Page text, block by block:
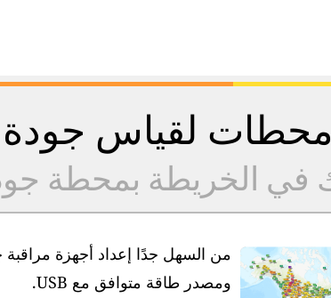
لقياس جودة
في الخريطة بمحطة
ومصدر طاقة متوافق مع USB.